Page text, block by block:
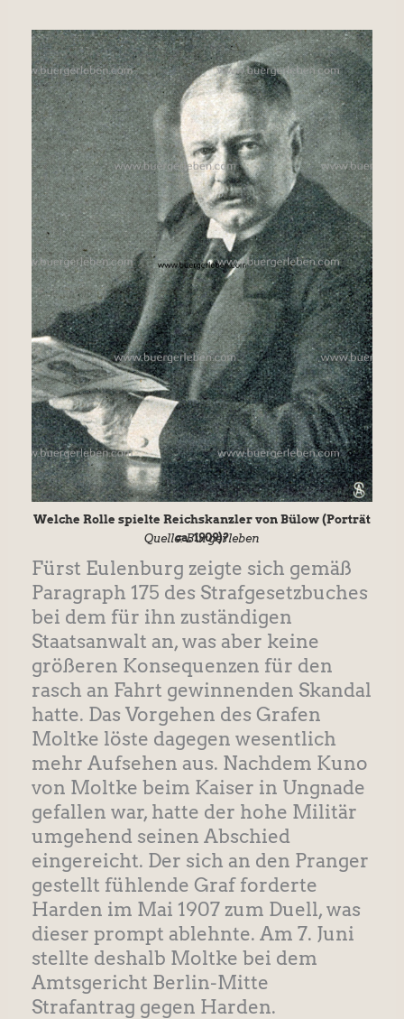
Welche Rolle spielte Reichskanzler von Bülow (Porträt
ca. 1909)?
Quelle: Bürgerleben
Fürst Eulenburg zeigte sich gemäß
Paragraph 175 des Strafgesetzbuches
bei dem für ihn zuständigen
Staatsanwalt an, was aber keine
größeren Konsequenzen für den
rasch an Fahrt gewinnenden Skandal
hatte. Das Vorgehen des Grafen
Moltke löste dagegen wesentlich
mehr Aufsehen aus. Nachdem Kuno
von Moltke beim Kaiser in Ungnade
gefallen war, hatte der hohe Militär
umgehend seinen Abschied
eingereicht. Der sich an den Pranger
gestellt fühlende Graf forderte
Harden im Mai 1907 zum Duell, was
dieser prompt ablehnte. Am 7. Juni
stellte deshalb Moltke bei dem
Amtsgericht Berlin-Mitte
Strafantrag gegen Harden.